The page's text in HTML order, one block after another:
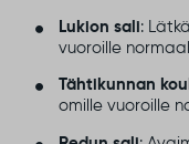
Lukion sali :
vuoroille
Tähtikunnan
omille vuoroille